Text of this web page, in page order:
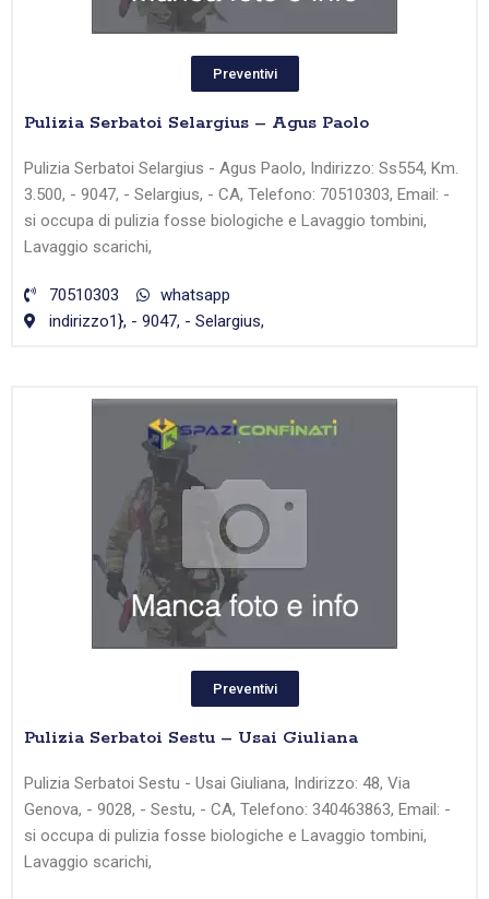
Preventivi
Pulizia Serbatoi Selargius – Agus Paolo
Pulizia Serbatoi Selargius - Agus Paolo, Indirizzo: Ss554, Km.
3.500, - 9047, - Selargius, - CA, Telefono: 70510303, Email: -
si occupa di pulizia fosse biologiche e Lavaggio tombini,
Lavaggio scarichi,
70510303
whatsapp
indirizzo1}, - 9047, - Selargius,
Preventivi
Pulizia Serbatoi Sestu – Usai Giuliana
Pulizia Serbatoi Sestu - Usai Giuliana, Indirizzo: 48, Via
Genova, - 9028, - Sestu, - CA, Telefono: 340463863, Email: -
si occupa di pulizia fosse biologiche e Lavaggio tombini,
Lavaggio scarichi,